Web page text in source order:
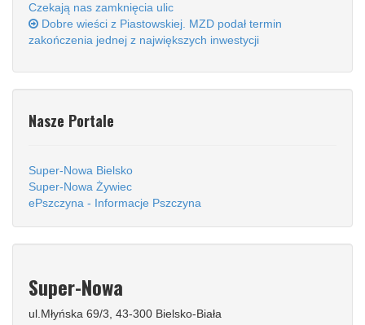
Czekają nas zamknięcia ulic
Dobre wieści z Piastowskiej. MZD podał termin
zakończenia jednej z największych inwestycji
Nasze Portale
Super-Nowa Bielsko
Super-Nowa Żywiec
ePszczyna - Informacje Pszczyna
Super-Nowa
ul.Młyńska 69/3, 43-300 Bielsko-Biała